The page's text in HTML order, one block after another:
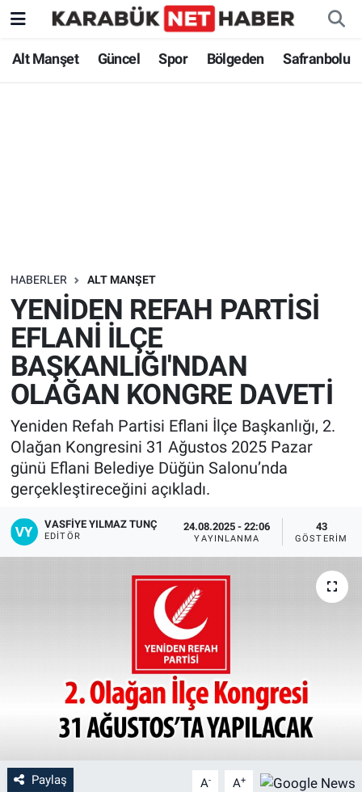
Alt Manşet Güncel Spor Bölgeden Safranbolu
HABERLER ALT MANŞET
YENİDEN REFAH PARTİSİ
EFLANİ İLÇE
BAŞKANLIĞI'NDAN
OLAĞAN KONGRE DAVETİ
Yeniden Refah Partisi Eflani İlçe Başkanlığı, 2.
Olağan Kongresini 31 Ağustos 2025 Pazar
günü Eflani Belediye Düğün Salonu’nda
gerçekleştireceğini açıkladı.
VASFIYE YILMAZ TUNÇ
EDITÖR
24.08.2025 - 22:06
YAYINLANMA
43
GÖSTERIM
Paylaş A- A+